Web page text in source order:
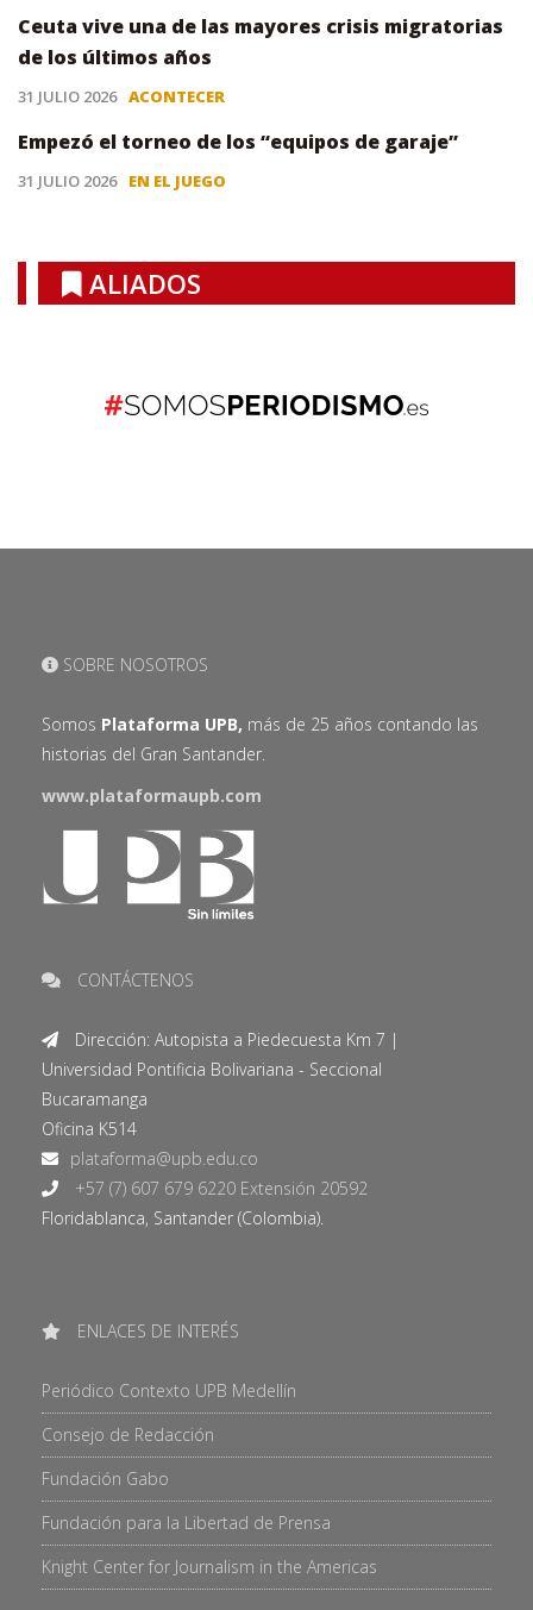
Ceuta vive una de las mayores crisis migratorias
de los últimos años
31 JULIO 2026 ACONTECER
Empezó el torneo de los “equipos de garaje”
31 JULIO 2026 EN EL JUEGO
ALIADOS
SOBRE NOSOTROS
Somos Plataforma UPB, más de 25 años contando las
historias del Gran Santander.
www.plataformaupb.com
CONTÁCTENOS
Dirección: Autopista a Piedecuesta Km 7 |
Universidad Pontificia Bolivariana - Seccional
Bucaramanga
Oficina K514
+57 (7) 607 679 6220 Extensión 20592
Floridablanca, Santander (Colombia).
ENLACES DE INTERÉS
Periódico Contexto UPB Medellín
Consejo de Redacción
Fundación Gabo
Fundación para la Libertad de Prensa
Knight Center for Journalism in the Americas